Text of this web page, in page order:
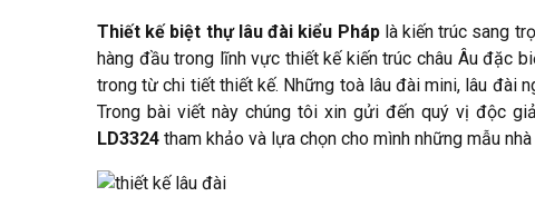
Thiết kế biệt thựlâu đài kiểu Pháplà kiến trúc sang
hàng đầu trong lĩnh vực thiết kế kiến trúc châu Âu đặc
trong từ chi tiết thiết kế. Những toà lâu đài mini, lâu đài
Trong bài viết này chúng tôi xin gửi đến quý vị độc
LD3324 tham khảo và lựa chọn cho mình những mẫu